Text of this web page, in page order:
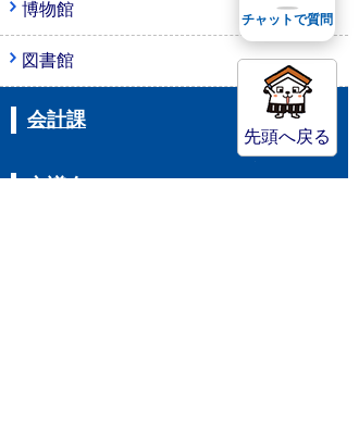
博物館
図書館
会計課
先頭へ戻る
チャットで質問